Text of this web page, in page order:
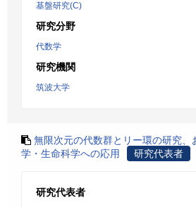
基盤研究(C)
研究分野
代数学
研究機関
筑波大学
無限次元の代数群とリー環の研究、
学・生命科学への応用
研究代表者
研究代表者